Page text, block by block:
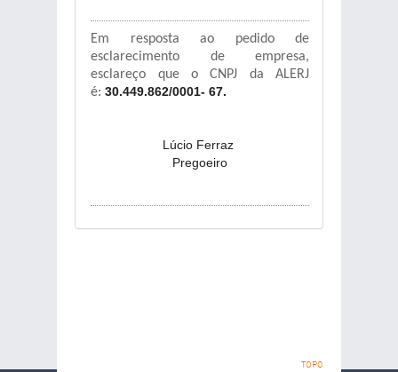
Em resposta ao pedido de
esclarecimento de empresa,
esclareço que o CNPJ da ALERJ
é:30.449.862/0001- 67.
Lúcio Ferraz
Pregoeiro
TOPO